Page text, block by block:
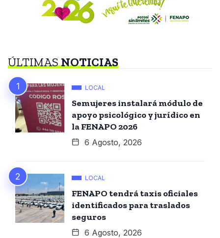
ÚLTIMASNOTICIAS
LOCAL
Semujeres instalará módulo de
apoyo psicológico y jurídico en
la FENAPO 2026
6 Agosto, 2026
LOCAL
FENAPO tendrá taxis oficiales
identificados para traslados
seguros
6 Agosto, 2026